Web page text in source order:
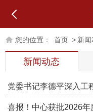
您的位置： 首页 > 新
新闻动态
党委书记李德平深入工
喜报！中心获批2026